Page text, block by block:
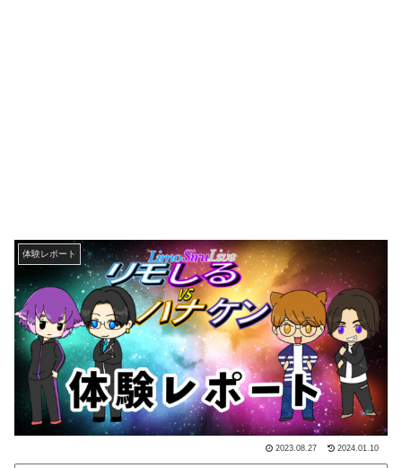
体験レポート
2023.08.27 2024.01.10